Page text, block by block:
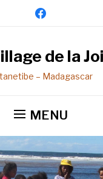
facebook
de la
– Madagascar
MENU